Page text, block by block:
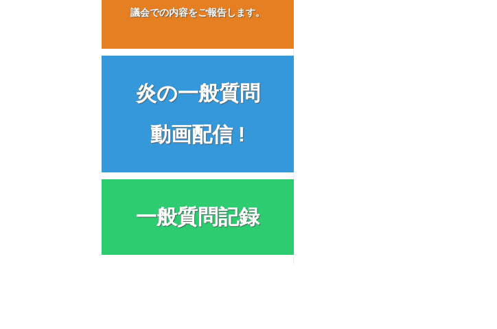
議会での内容をご報告します。
炎の一般質問
動画配信 !
一般質問記録